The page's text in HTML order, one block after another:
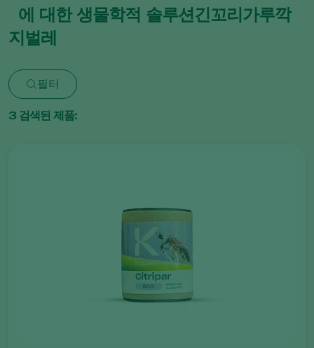
에 대한 생물학적 솔루션긴꼬리가루깍
지벌레
필터
3 검색된 제품: